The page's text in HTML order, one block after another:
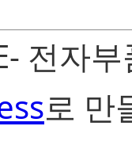
전자
로 만